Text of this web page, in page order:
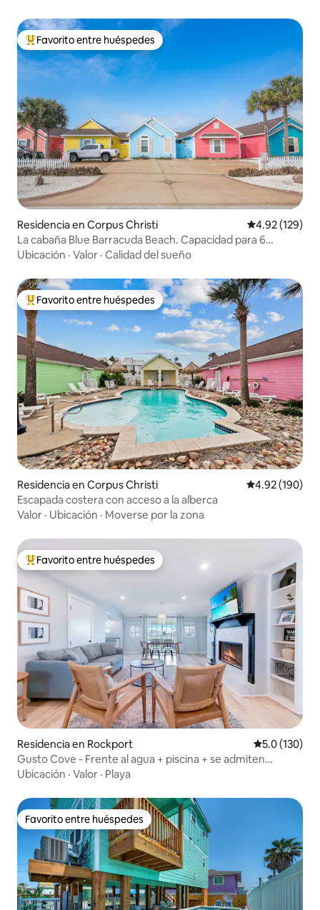
De los mejores en Favorito entre huéspedes
Favorito entre huéspedes
Residencia en Corpus Christi Calificación
4.92 (129)
La cabaña Blue Barracuda Beach. Capacidad para 6
personas con piscina.
Ubicación · Valor · Calidad del sueño
De los mejores en Favorito entre huéspedes
Favorito entre huéspedes
Residencia en Corpus Christi Calificación
4.92 (190)
Escapada costera con acceso a la alberca
Valor · Ubicación · Moverse por la zona
De los mejores en Favorito entre huéspedes
Favorito entre huéspedes
Residencia en Rockport Calificación
5.0 (130)
Gusto Cove - Frente al agua + piscina + se admiten
mascotas
Ubicación · Valor · Playa
Favorito entre huéspedes
Favorito entre huéspedes